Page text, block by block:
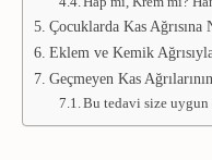
Çocuklarda Kas
Eklem ve Kemik
Geçmeyen Kas
Bu tedavi size uygun